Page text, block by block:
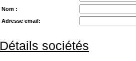
Nom :
Adresse email:
Détails sociétés